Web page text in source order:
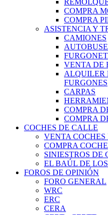
COMPRA
COMPRA
ASISTENCIA Y
CAMIONES
VENTA DE
ALQUILER
FURGONES
CARPAS
COMPRA
COMPRA
COCHES DE CALLE
VENTA
COMPRA
SINIESTROS DE
EL BAÚL DE
FOROS DE OPINIÓN
FORO GENERAL
WRC
ERC
CERA